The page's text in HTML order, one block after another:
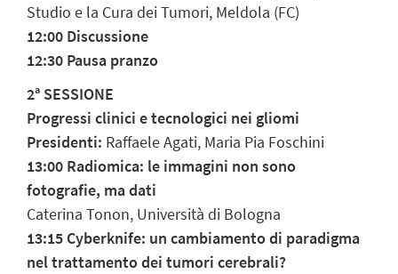
Studio e la Cura dei Tumori, Meldola (FC)
12:00 Discussione
12:30 Pausa pranzo
2ª SESSIONE
Progressi clinici e tecnologici nei gliomi
Presidenti: Raffaele Agati, Maria Pia Foschini
13:00 Radiomica: le immagini non sono
fotografie, ma dati
Caterina Tonon, Università di Bologna
13:15 Cyberknife: un cambiamento di paradigma
nel trattamento dei tumori cerebrali?